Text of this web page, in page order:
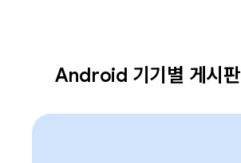
Android 기기별 게시판